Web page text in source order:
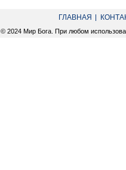
ГЛАВНАЯ
© 2024 Мир Бога. При любом